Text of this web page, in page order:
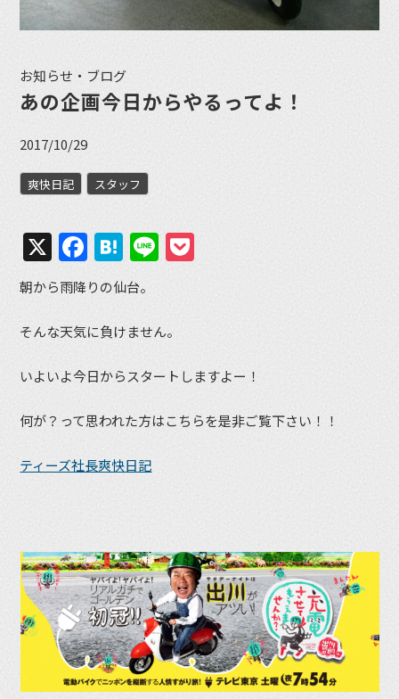
お知らせ・ブログ
あの企画今日からやるってよ！
2017/10/29
爽快日記 スタッフ
X Facebook
Hatena
Line
朝から雨降りの仙台。
そんな天気に負けません。
いよいよ今日からスタートしますよー！
何が？って思われた方はこちらを是非ご覧下さい！！
ティーズ社長爽快日記